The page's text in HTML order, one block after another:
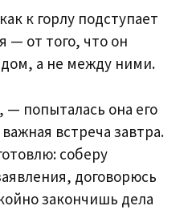
к горлу подступает
— от того, что он
а не между ними.
попыталась она его
встреча завтра.
соберу
договорюсь
закончишь дела